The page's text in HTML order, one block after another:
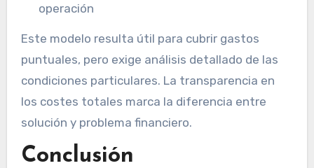
operación
Este modelo resulta útil para cubrir gastos
puntuales, pero exige análisis detallado de las
condiciones particulares. La transparencia en
los costes totales marca la diferencia entre
solución y problema financiero.
Conclusión